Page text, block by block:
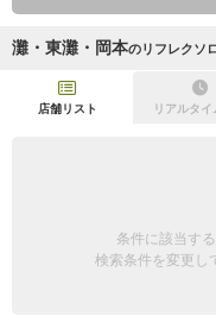
初回割引あり
灘・東灘・岡本のリフレクソ
店舗リスト リアルタイ
条件に該当す
検索条件を変更し